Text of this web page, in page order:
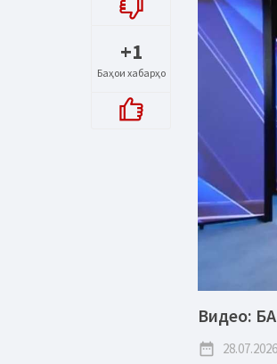
+1
Баҳои хабарҳо
Видео:
date_range